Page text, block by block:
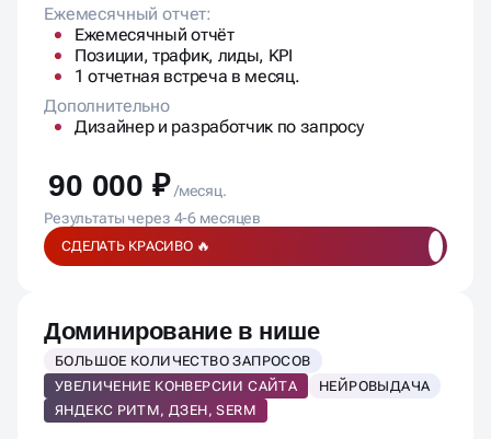
Ежемесячный отчет:
Ежемесячный отчёт
Позиции, трафик, лиды, KPI
1 отчетная встреча в месяц.
Дополнительно
Дизайнер и разработчик по запросу
90 000 ₽ /месяц.
Результаты через 4-6 месяцев
СДЕЛАТЬ КРАСИВО 🔥
Доминирование в нише
БОЛЬШОЕ КОЛИЧЕСТВО ЗАПРОСОВ
УВЕЛИЧЕНИЕ КОНВЕРСИИ САЙТА
НЕЙРОВЫДАЧА
ЯНДЕКС РИТМ, ДЗЕН, SERM